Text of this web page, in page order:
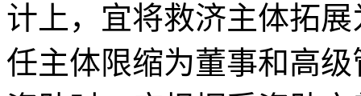
计上，宜将救济主体拓
任主体限缩为董事和高